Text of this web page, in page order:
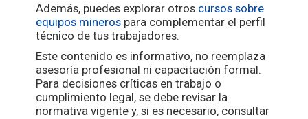
Además, puedes explorar otros cursos sobre
equipos mineros para complementar el perfil
técnico de tus trabajadores.
Este contenido es informativo, no reemplaza
asesoría profesional ni capacitación formal.
Para decisiones críticas en trabajo o
cumplimiento legal, se debe revisar la
normativa vigente y, si es necesario, consultar